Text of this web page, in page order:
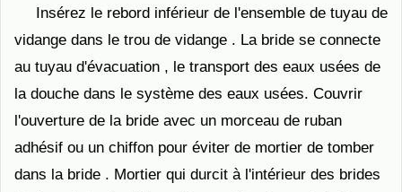
Insérez le rebord inférieur de l'ensemble de tuyau de
vidange dans le trou de vidange . La bride se connecte
au tuyau d'évacuation , le transport des eaux usées de
la douche dans le système des eaux usées. Couvrir
l'ouverture de la bride avec un morceau de ruban
adhésif ou un chiffon pour éviter de mortier de tomber
dans la bride . Mortier qui durcit à l'intérieur des brides